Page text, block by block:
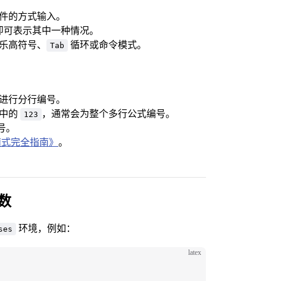
的方式输入。
可表示其中一种情况。
高符号、
Tab 循环或命令模式。
行分行编号。
的
123 ，通常会为整个多行公式编号。
完全指南》 。
环境，例如：
latex